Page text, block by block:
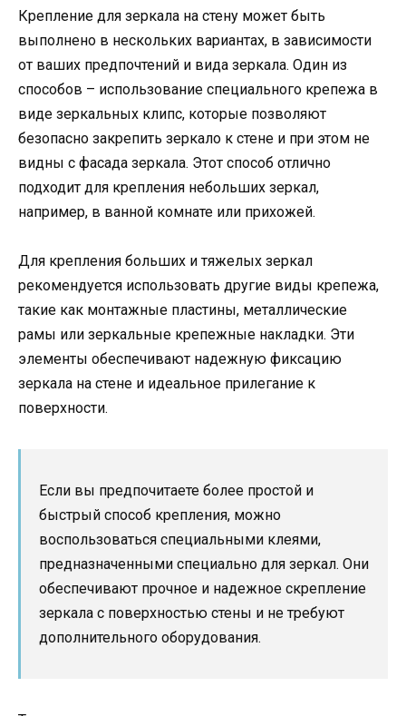
Крепление для зеркала на стену может быть
выполнено в нескольких вариантах, в зависимости
от ваших предпочтений и вида зеркала. Один из
способов – использование специального крепежа в
виде зеркальных клипс, которые позволяют
безопасно закрепить зеркало к стене и при этом не
видны с фасада зеркала. Этот способ отлично
подходит для крепления небольших зеркал,
например, в ванной комнате или прихожей.
Для крепления больших и тяжелых зеркал
рекомендуется использовать другие виды крепежа,
такие как монтажные пластины, металлические
рамы или зеркальные крепежные накладки. Эти
элементы обеспечивают надежную фиксацию
зеркала на стене и идеальное прилегание к
поверхности.
Если вы предпочитаете более простой и
быстрый способ крепления, можно
воспользоваться специальными клеями,
предназначенными специально для зеркал. Они
обеспечивают прочное и надежное скрепление
зеркала с поверхностью стены и не требуют
дополнительного оборудования.